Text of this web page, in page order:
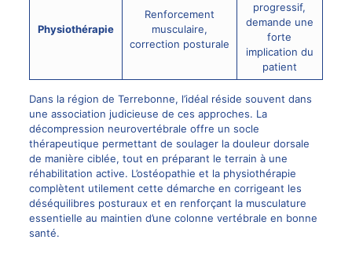
Physiothérapie
Renforcement
musculaire,
correction posturale
progressif,
demande une
forte
implication du
patient
Dans la région de Terrebonne, l’idéal réside souvent dans
une association judicieuse de ces approches. La
décompression neurovertébrale offre un socle
thérapeutique permettant de soulager la douleur dorsale
de manière ciblée, tout en préparant le terrain à une
réhabilitation active. L’ostéopathie et la physiothérapie
complètent utilement cette démarche en corrigeant les
déséquilibres posturaux et en renforçant la musculature
essentielle au maintien d’une colonne vertébrale en bonne
santé.